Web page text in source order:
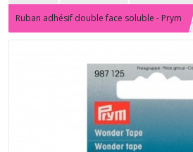
Ruban adhésif double face soluble - Prym